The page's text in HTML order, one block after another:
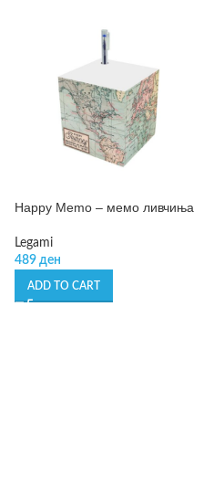
Happy Memo – мемо ливчиња
Legami
489 ден
ADD TO CART